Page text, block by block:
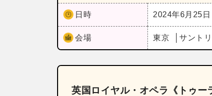
日時 2024年6月25日
会場 東京 サント
英国ロイヤル・オペラ《トゥー